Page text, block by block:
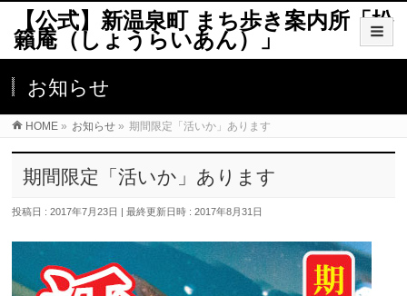
【公式】新温泉町 まち歩き案内所「松
籟庵（しょうらいあん）」
お知らせ
HOME » お知らせ » 期間限定「活いか」あります
期間限定「活いか」あります
投稿日 : 2017年7月23日 最終更新日時 : 2017年8月31日